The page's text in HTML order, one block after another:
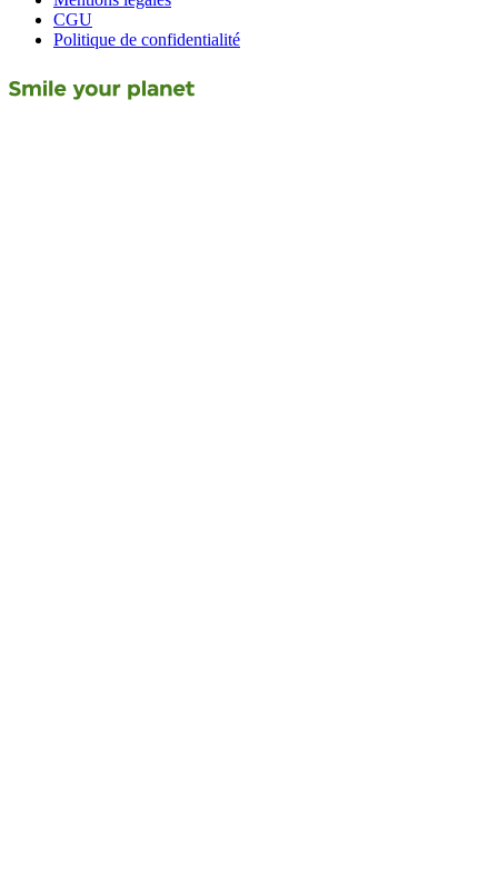
CGU
Politique de confidentialité